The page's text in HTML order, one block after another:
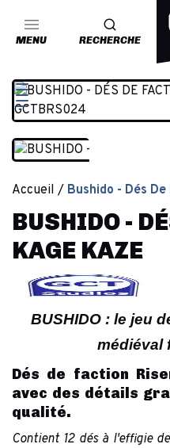
MENU RECHERCHE
Accueil Bushido - Dés
BUSHIDO -
KAGE KAZE
BUSHIDO : le jeu
médiéval
Dés de faction
avec des détails
qualité.
Contient 12 dés à l'effigie